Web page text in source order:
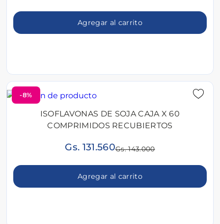
Agregar al carrito
-8%
ISOFLAVONAS DE SOJA CAJA X 60
COMPRIMIDOS RECUBIERTOS
Gs. 131.560Gs. 143.000
Agregar al carrito